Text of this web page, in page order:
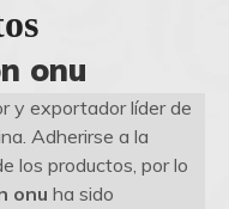
onu
y exportador líder de
Adherirse a la
los productos, por lo
onu ha sido